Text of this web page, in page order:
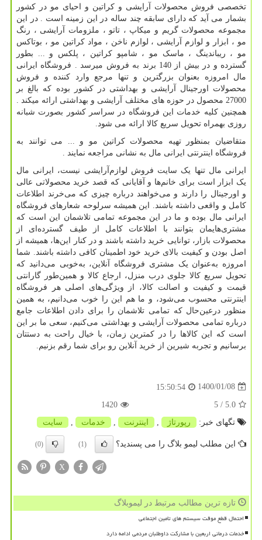
تخصصی فروش محصولات آرایشی و کراتین و احیای مو در کشور
بشمار می آید که دارای سابقه چند ساله در این زمینه است . در این
مجموعه محصولات گریم و میکاپ ، تاتو ، ملزومات آرایشی ، رنگ
مو ، ابزار و لوازم آرایشی ، لوازم ناخن ، مواد کراتین مو ، بوتاکس
مو ، ریباندینگ ، ماسک مو ، شامپو کراتین ، پلکس و ... بطور
گسترده و در بیش از 140 برند به فروش میرسد . فروشگاه ایرانی
مال امروزه بعنوان بزرگترین و تنها مرجع وارد کننده و فروش
محصولات اورجینال آرایشی و بهداشتی در کشور بوده که بالغ بر
27000 محصول در حوزه های مختلف آرایشی و بهداشتی ارائه میکند .
همچنین کلیه خدمات این فروشگاه در سراسر کشور بصورت شبانه
روزی بهمراه تحویل سریع کالا ارائه می شود.
متقاضیان بمنظور تهیه محصولات کراتین مو و ... می توانند به
فروشگاه اینترنتی ایرانی مال به نشانی مراجعه نمایند .
ایرانی مال تنها یک سایت فروش لوازم‌آرایشی نیست، ایرانی مال
یک ابزار است برای خانم‌ها و آقایانی که قصد خرید محصولاتی عالی
و اورجینال را دارند و می‌خواهند درباره چیزی که می‌خرند اطلاعات
کامل و واقعی داشته باشند. این همیشه سرلوحه شعارهای فروشگاه
ایرانی مال بوده و ما در این مجموعه تمامی تلاشمان این است که
مشتری‌هایمان بتوانند با اطلاعات کامل از طیف گسترده‌ای از
محصولات بازار، توانایی خرید داشته باشند و در کنار این‌ها، همیشه از
اصل بودن و کیفیت بالای خرید خود اطمینان کافی داشته باشند. شما
امروزه به‌عنوان یک مشتری فروشگاه آنلاین، به‌خوبی می‌دانید که
تحویل سریع کالا جلوی درب منزل، ارجاع کالا و همین‌طور گارانتی
قیمت و کیفیت و اصالت کالا، از ویژگی‌های اصلی هر فروشگاه
اینترنتی محسوب می‌شود، و ما هم این را خوب می‌دانیم، به همین
منظور درعین‌حال که تمامی تلاشمان را برای دادن اطلاعات جامع
درباره تمامی محصولات آرایشی و بهداشتی می‌کنیم، سعی ما بر این
است که این کالاها را در کمترین زمان، با خیال راحت به دستتان
برسانیم و تجربه شیرین از خرید آنلاین رو برای شما رقم بزنیم.
1400/01/08
15:50:54
5.0
/ 5
1420
تگهای خبر:
رپورتاژ اینترنت خدمات سایت
این مطلب لیمو بلاگ را می پسندید؟ (1)
(0)
X
تازه ترین مطالب مرتبط در لیموبلاگ
احتمال قطع موقت سیستم های تامین اجتماعی
خدمات درمانی اربعین با مشارکت داوطلبان مردمی ادامه دارد